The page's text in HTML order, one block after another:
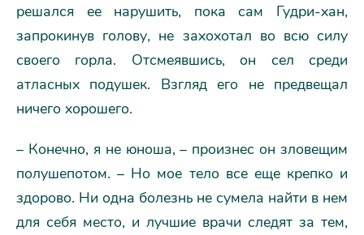
решался ее нарушить, пока сам Гудри-хан,
запрокинув голову, не захохотал во всю силу
своего горла. Отсмеявшись, он сел среди
атласных подушек. Взгляд его не предвещал
ничего хорошего.
– Конечно, я не юноша, – произнес он зловещим
полушепотом. – Но мое тело все еще крепко и
здорово. Ни одна болезнь не сумела найти в нем
для себя место, и лучшие врачи следят за тем,